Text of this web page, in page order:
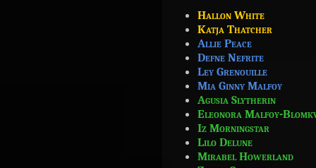
Hallon White
Katja Thatcher
Allie Peace
Defne Nefrite
Ley Grenouille
Mia Ginny Malfoy
Agusia Slytherin
Eleonora Malfoy-
Iz Morningstar
Lilo Delune
Mirabel Howerland